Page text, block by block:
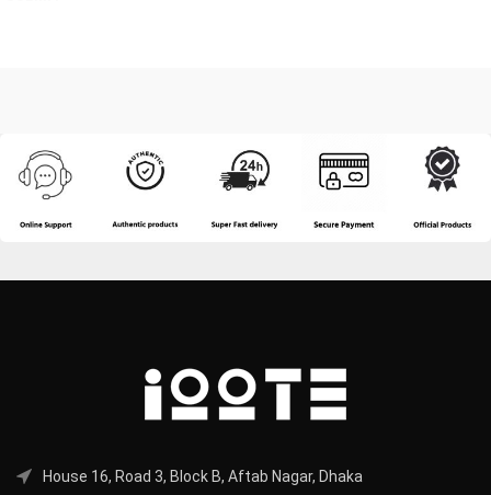
House 16, Road 3, Block B, Aftab Nagar, Dhaka